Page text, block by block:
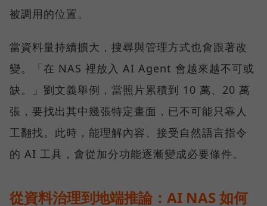
被調用的位置。
當資料量持續擴大，搜尋與管理方式也會跟著改
變。「在 NAS 裡放入 AI Agent 會越來越不可或
缺。」劉文義舉例，當照片累積到 10 萬、20 萬
張，要找出其中幾張特定畫面，已不可能只靠人
工翻找。此時，能理解內容、接受自然語言指令
的 AI 工具，會從加分功能逐漸變成必要條件。
從資料治理到地端推論：AI NAS 如何